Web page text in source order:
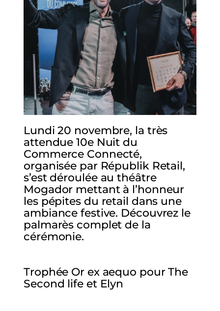
Lundi 20 novembre, la très
attendue 10e Nuit du
Commerce Connecté,
organisée par Républik Retail,
s’est déroulée au théâtre
Mogador mettant à l’honneur
les pépites du retail dans une
ambiance festive. Découvrez le
palmarès complet de la
cérémonie.
Trophée Or ex aequo pour The
Second life et Elyn